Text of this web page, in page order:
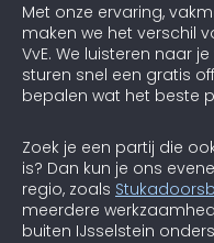
Met onze ervaring,
maken we het verschil
VvE. We luisteren naar
sturen snel een gratis
bepalen wat het beste
Zoek je een partij die
is? Dan kun je ons
regio, zoals
meerdere
buiten IJsselstein